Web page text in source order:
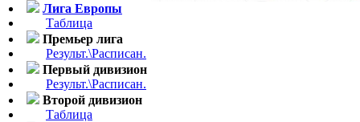
Лига Европы
Таблица
Премьер лига
Результ.\Расписан.
Первый дивизион
Результ.\Расписан.
Второй дивизион
Таблица